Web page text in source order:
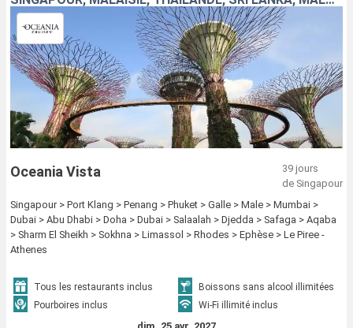
Oceania Vista
39 jours
de Singapour
Singapour > Port Klang > Penang > Phuket > Galle > Male > Mumbai >
Dubai > Abu Dhabi > Doha > Dubai > Salaalah > Djedda > Safaga > Aqaba
> Sharm El Sheikh > Sokhna > Limassol > Rhodes > Ephèse > Le Piree -
Athenes
Tous les restaurants inclus
Boissons sans alcool illimitées
Pourboires inclus
Wi-Fi illimité inclus